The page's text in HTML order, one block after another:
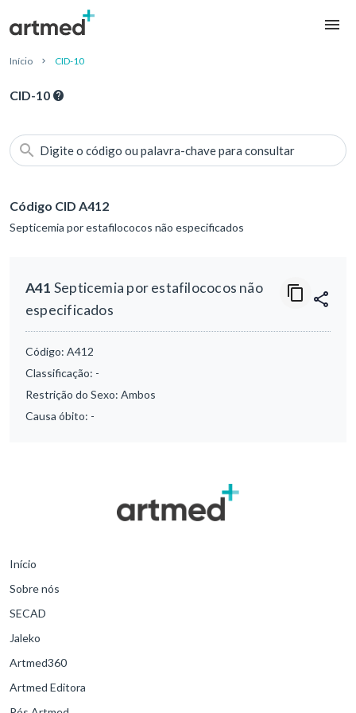
Início CID-10
CID-10
Digite o código ou palavra-chave para consultar
Código CID A412
Septicemia por estafilococos não especificados
A41 Septicemia por estafilococos não
especificados
Código: A412
Classificação: -
Restrição do Sexo: Ambos
Causa óbito: -
Início
Sobre nós
SECAD
Jaleko
Artmed360
Artmed Editora